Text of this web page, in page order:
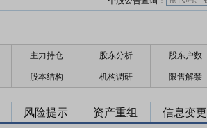
主力持仓 股东分析 股东户数
股本结构 机构调研 限售解禁
风险提示 资产重组 信息变更